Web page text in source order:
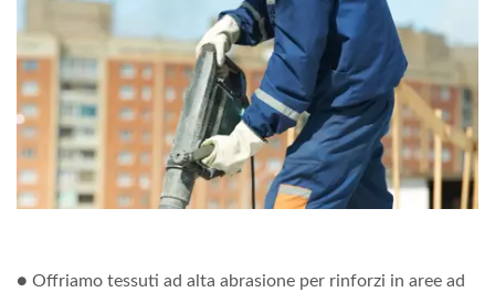
● Offriamo tessuti ad alta abrasione per rinforzi in aree ad